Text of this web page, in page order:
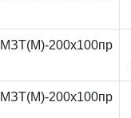
200x100пр
200x100пр